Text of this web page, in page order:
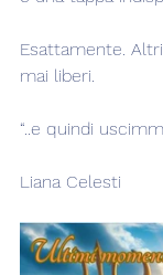
Esattamente.
mai liberi.
“..e quindi
Liana Celesti